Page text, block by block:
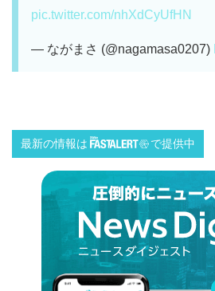
pic.twitter.com/nhXdCyUfHN
— ながまさ (@nagamasa0207)
最新の情報は で提供中